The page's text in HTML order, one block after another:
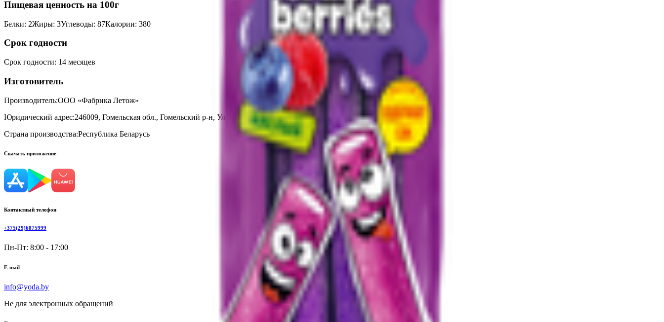
Пищевая ценность на 100г
Белки: 2Жиры: 3Углеводы: 87Калории: 380
Срок годности
Срок годности: 14 месяцев
Изготовитель
Производитель:ООО «Фабрика Летож»
Юридический адрес:246009, Гомельская обл., Гомельский р-н, Улуковский с/с, пос. Юбилейный, 6а.
Страна производства:Республика Беларусь
Скачать приложение
Контактный телефон
+375(29)6875999
Пн-Пт: 8:00 - 17:00
E-mail
info@yoda.by
Не для электронных обращений